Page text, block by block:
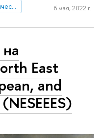
Институт региональных исторических исследований
6 мая, 2022 г.
East
and